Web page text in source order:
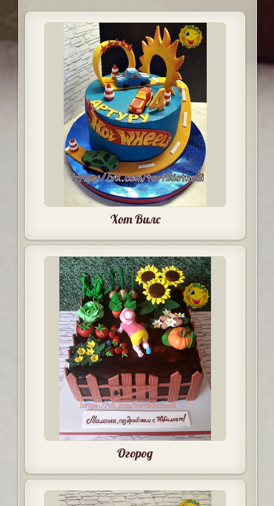
Хот Вилс
Огород